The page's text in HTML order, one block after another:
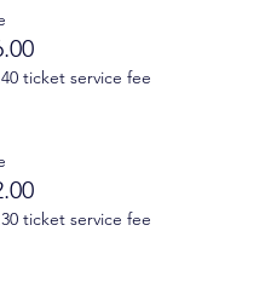
ticket service fee
ticket service fee